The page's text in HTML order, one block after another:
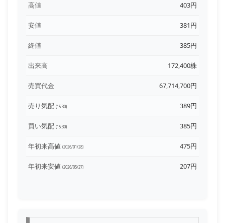
高値 403円
安値 381円
終値 385円
出来高 172,400株
売買代金 67,714,700円
売り気配 (15:30) 389円
買い気配 (15:30) 385円
年初来高値 (2026/01/28) 475円
年初来安値 (2026/05/27) 207円